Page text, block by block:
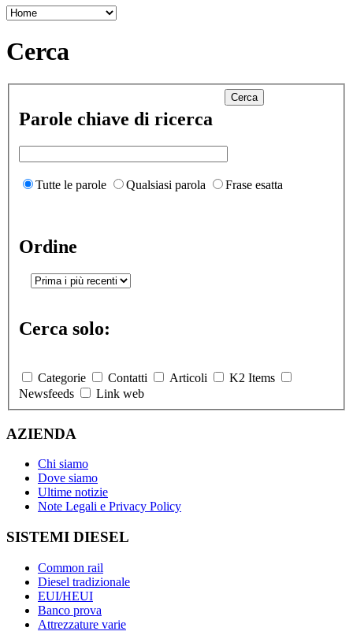
Cerca
Parole chiave di ricerca
Cerca
Tutte le parole Qualsiasi parola Frase esatta
Ordine
Cerca solo:
Categorie Contatti Articoli
K2 Items
Newsfeeds
Link web
AZIENDA
Chi siamo
Dove siamo
Ultime notizie
Note Legali e Privacy Policy
SISTEMI DIESEL
Common rail
Diesel tradizionale
EUI/HEUI
Banco prova
Attrezzature varie